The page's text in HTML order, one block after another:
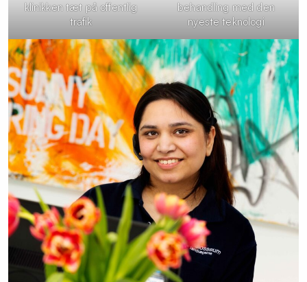
klinikken tæt på offentlig
trafik
behandling med den
nyeste teknologi